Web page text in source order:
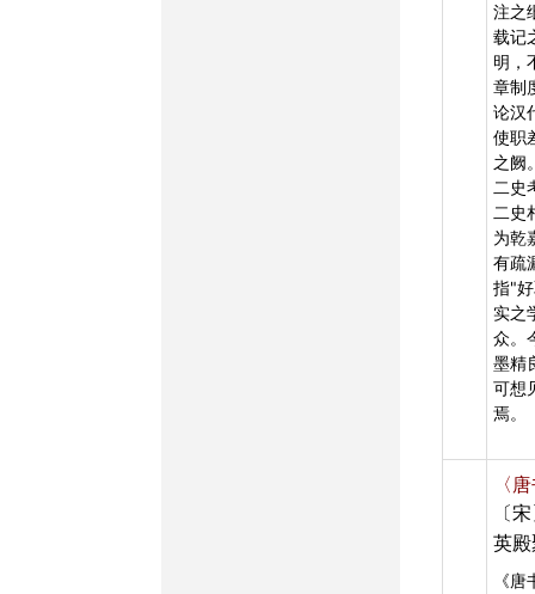
注之
载记
明，
章制
论汉
使职
之阙
二史
二史
为乾
有疏
指"
实之
众。
墨精
可想
焉。
〈
〔
英
《